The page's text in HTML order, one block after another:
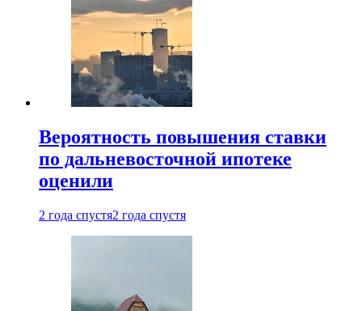
Вероятность повышения ставки
по дальневосточной ипотеке
оценили
2 года спустя2 года спустя